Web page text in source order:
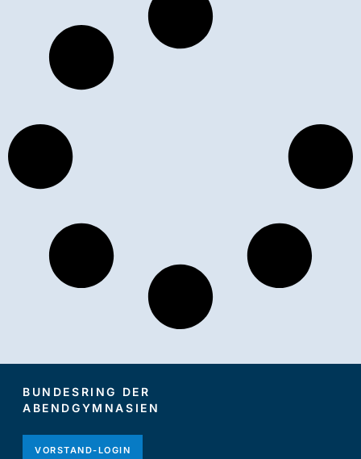
BUNDESRING DER
ABENDGYMNASIEN
VORSTAND-LOGIN